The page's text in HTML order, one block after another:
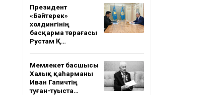
Президент
«Бәйтерек»
холдингінің
басқарма төрағасы
Рустам Қ…
Мемлекет басшысы
Халық қаһарманы
Иван Гапичтің
туған-туыста…